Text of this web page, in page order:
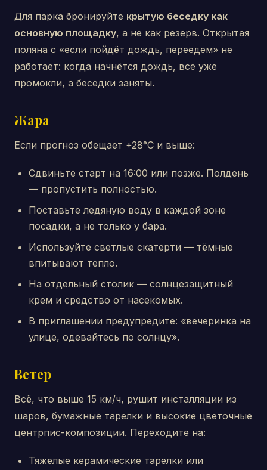
Для парка бронируйте крытую беседку как
основную площадку, а не как резерв. Открытая
поляна с «если пойдёт дождь, переедем» не
работает: когда начнётся дождь, все уже
промокли, а беседки заняты.
Жара
Если прогноз обещает +28°C и выше:
Сдвиньте старт на 16:00 или позже. Полдень
— пропустить полностью.
Поставьте ледяную воду в каждой зоне
посадки, а не только у бара.
Используйте светлые скатерти — тёмные
впитывают тепло.
На отдельный столик — солнцезащитный
крем и средство от насекомых.
В приглашении предупредите: «вечеринка на
улице, одевайтесь по солнцу».
Ветер
Всё, что выше 15 км/ч, рушит инсталляции из
шаров, бумажные тарелки и высокие цветочные
центрпис-композиции. Переходите на:
Тяжёлые керамические тарелки или